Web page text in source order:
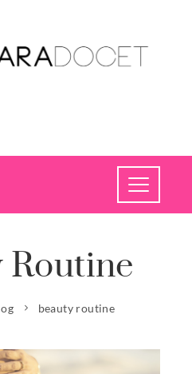
Routine
beauty routine